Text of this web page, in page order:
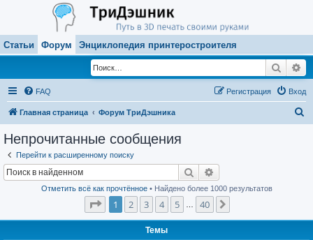
Статьи Форум Энциклопедия принтеростроителя
Поиск
FAQ Вход
Регистрация
Главная страница Форум ТриДэшника
Непрочитанные сообщения
Перейти к расширенному поиску
Поиск
Отметить всё как прочтённое• Найдено более 1000 результатов
Страница1 из
1 2 3 4 5 40
Темы